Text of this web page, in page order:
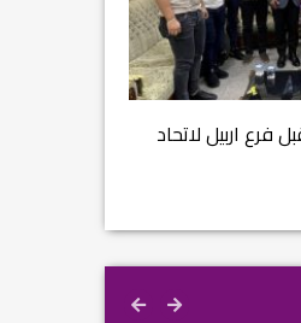
فرع اربيل لاتحاد